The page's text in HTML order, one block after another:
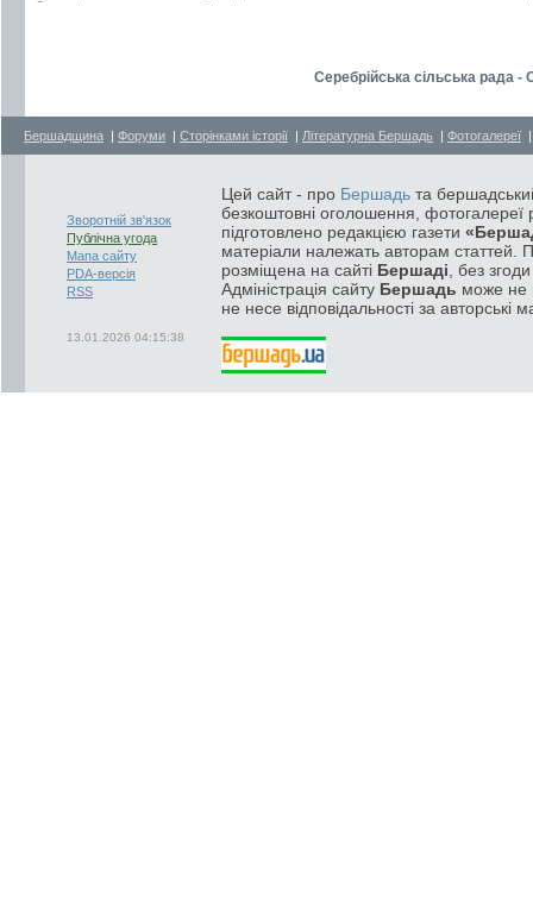
Серебрійська сільська рада
Бершадщина | Форуми | Сторінками історії | Літературна Бершадь | Фотогалереї
Зворотній зв'язок
Публічна угода
Мапа сайту
PDA-версія
RSS
13.01.2026 04:15:38
Цей сайт - про Бершадь та
безкоштовні оголошення, фотогалереї
підготовлено редакцією газети
матеріали належать авторам статтей.
розміщена на сайті Бершаді , без
Адміністрація сайту Бершадь може не
не несе відповідальності за авторські